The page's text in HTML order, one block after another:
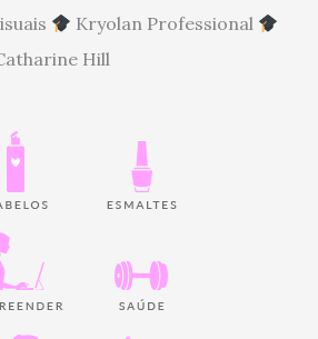
Kryolan Professional
Hill